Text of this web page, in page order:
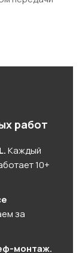
работ
Каждый
10+
за
монтаж.